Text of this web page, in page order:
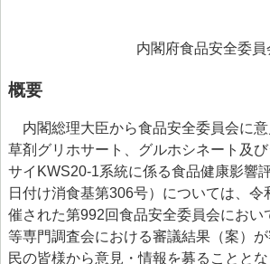
内閣府食品安全委
概要
内閣総理大臣から食品安全委員会に
草剤グリホサート、グルホシネート及
サイKWS20-1系統に係る食品健康影響
日付け消食基第306号）については、令
催された第992回食品安全委員会におい
等専門調査会における審議結果（案）
民の皆様から意見・情報を募ることと